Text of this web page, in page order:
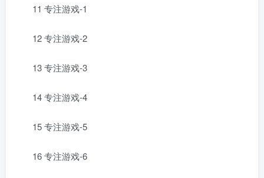
11 专注游戏-1
12 专注游戏-2
13 专注游戏-3
14 专注游戏-4
15 专注游戏-5
16 专注游戏-6